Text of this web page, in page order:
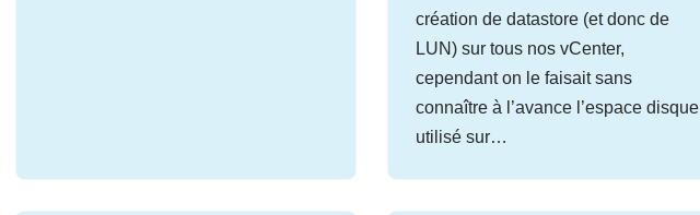
création de datastore (et donc de
LUN) sur tous nos vCenter,
cependant on le faisait sans
connaître à l’avance l’espace disque
utilisé sur…